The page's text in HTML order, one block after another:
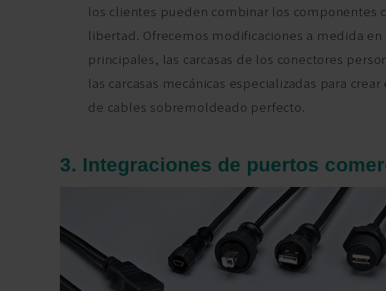
los clientes pueden combinar los componentes
libertad. Ofrecemos modificaciones a medida en
principales, las carcasas de los conectores
las carcasas mecánicas especializadas para
de cables sobremoldeado perfecto.
3. Integraciones de puertos